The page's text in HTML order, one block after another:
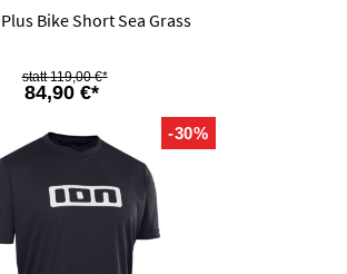
Bike Short Sea Grass
84,90 €*
119,00 €*
-30%